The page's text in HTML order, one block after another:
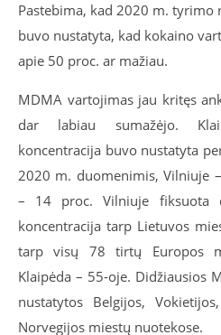
Pastebima, kad 2020 m. tyrimo
buvo nustatyta, kad kokaino
apie 50 proc. ar mažiau.
MDMA vartojimas jau kritęs
dar labiau sumažėjo.
koncentracija buvo nustatyta
2020 m. duomenimis, Vilniuje
– 14 proc.Vilniuje fiksuota
koncentracija tarp Lietuvos
tarp visų 78 tirtų Europos
Klaipėda – 55-oje. Didžiausios
nustatytos Belgijos,
Norvegijos miestų nuotekose.